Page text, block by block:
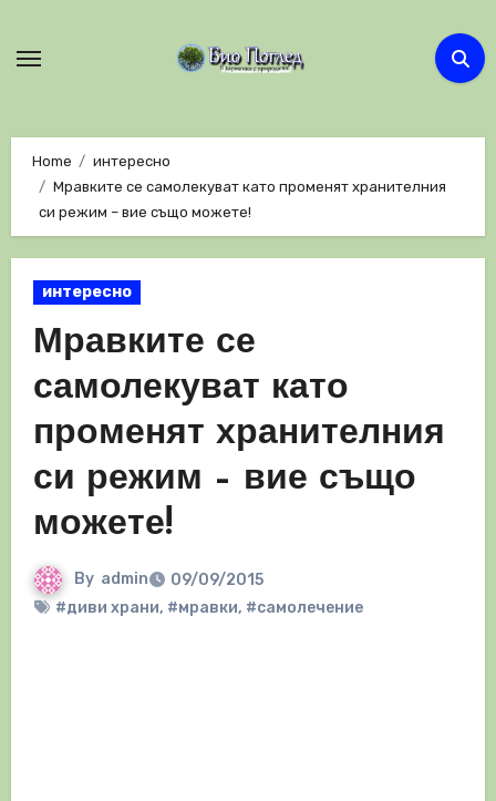
Home
интересно
Мравките се самолекуват като променят хранителния
си режим – вие също можете!
интересно
Мравките се
самолекуват като
променят хранителния
си режим – вие също
можете!
By admin
09/09/2015
#диви храни, #мравки, #самолечение